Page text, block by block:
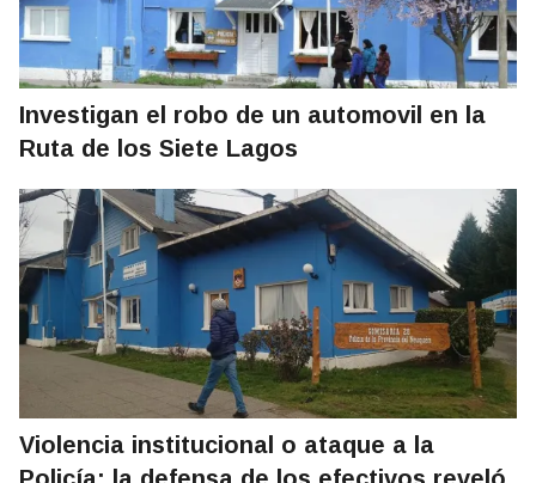
Investigan el robo de un automovil en la
Ruta de los Siete Lagos
Violencia institucional o ataque a la